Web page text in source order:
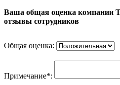
Ваша общая оценка компании
отзывы сотрудников
Общая оценка:
Примечание*: